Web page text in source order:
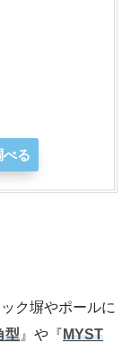
る
ク塀やポールに
型 』や『MYST